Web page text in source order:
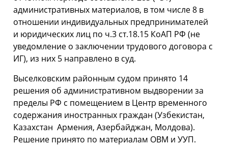
административных материалов, в том числе 8 в
отношении индивидуальных предпринимателей
и юридических лиц по ч.3 ст.18.15 КоАП РФ (не
уведомление о заключении трудового договора с
ИГ), из них 5 направлено в суд.
Выселковским районным судом принято 14
решения об административном выдворении за
пределы РФ с помещением в Центр временного
содержания иностранных граждан (Узбекистан,
Казахстан Армения, Азербайджан, Молдова).
Решение принято по материалам ОВМ и УУП.